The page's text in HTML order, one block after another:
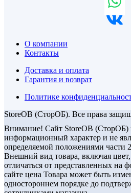
О компании
Контакты
Доставка и оплата
Гарантия и возврат
Политике
StoreOB (CторОБ). Все права
Внимание! Сайт StoreOB (СторОБ)
информационный характер и не
определяемой положениями части
Внешний вид товара, включая
отличаться от представленных на
сайте цена Товара может быть
одностороннем порядке до